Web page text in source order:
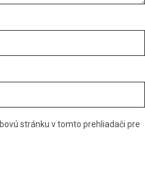
stránku v tomto prehliadači pre